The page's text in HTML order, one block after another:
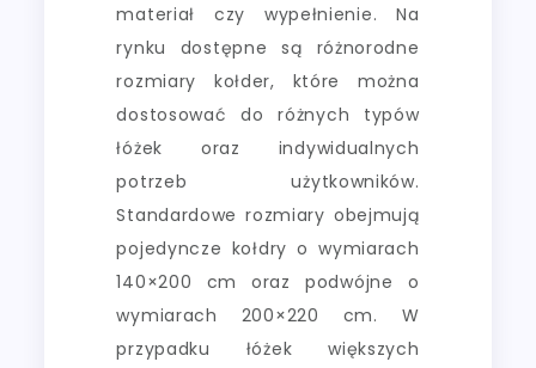
materiał czy wypełnienie. Na
rynku dostępne są różnorodne
rozmiary kołder, które można
dostosować do różnych typów
łóżek oraz indywidualnych
potrzeb użytkowników.
Standardowe rozmiary obejmują
pojedyncze kołdry o wymiarach
140×200 cm oraz podwójne o
wymiarach 200×220 cm. W
przypadku łóżek większych